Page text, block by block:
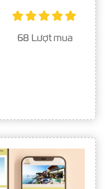
68 Lượt mua